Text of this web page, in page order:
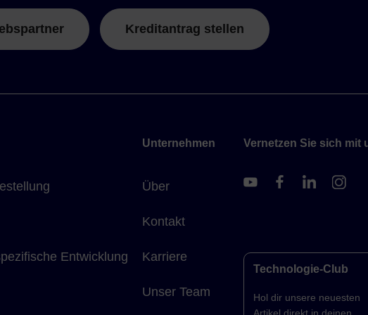
Kreditantrag stellen
Entwicklung
Unternehmen
Über
Kontakt
Karriere
Unser Team
Vernetzen Sie sich mit
Technologie-Club
Hol dir unsere neuesten